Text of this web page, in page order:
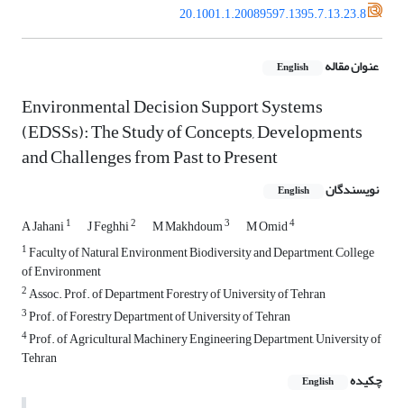
20.1001.1.20089597.1395.7.13.23.8
عنوان مقاله English
Environmental Decision Support Systems
(EDSSs): The Study of Concepts, Developments
and Challenges from Past to Present
نویسندگان English
A Jahani1 J Feghhi2 M Makhdoum3 M Omid4
1Faculty of Natural Environment Biodiversity and Department, College
of Environment
2Assoc. Prof. of Department Forestry of University of Tehran
3Prof. of Forestry Department of University of Tehran
4Prof. of Agricultural Machinery Engineering Department, University of
Tehran
چکیده
English